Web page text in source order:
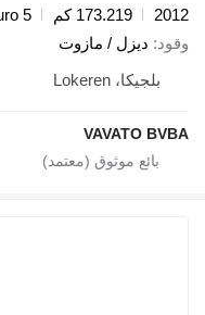
173.219 كم
Euro 5
ديزل / مازوت
بلجيكا، Lokeren
VAVATO